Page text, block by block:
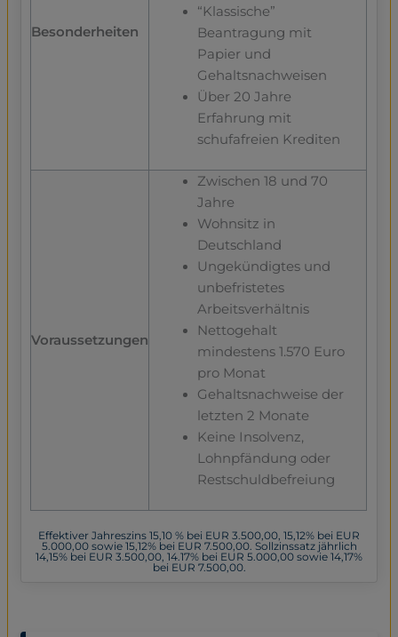
Besonderheiten
“Klassische”
Beantragung mit
Papier und
Gehaltsnachweisen
Über 20 Jahre
Erfahrung mit
schufafreien Krediten
Voraussetzungen
Zwischen 18 und 70
Jahre
Wohnsitz in
Deutschland
Ungekündigtes und
unbefristetes
Arbeitsverhältnis
Nettogehalt
mindestens 1.570 Euro
pro Monat
Gehaltsnachweise der
letzten 2 Monate
Keine Insolvenz,
Lohnpfändung oder
Restschuldbefreiung
Effektiver Jahreszins 15,10 % bei EUR 3.500,00, 15,12% bei EUR
5.000,00 sowie 15,12% bei EUR 7.500,00. Sollzinssatz jährlich
14,15% bei EUR 3.500,00, 14.17% bei EUR 5.000,00 sowie 14,17%
bei EUR 7.500,00.